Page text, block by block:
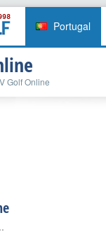
Portugal
Golf Online